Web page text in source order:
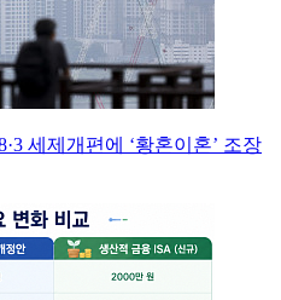
세제개편에 ‘황혼이혼’ 조장